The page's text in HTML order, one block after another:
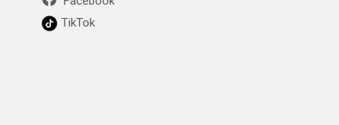
TikTok